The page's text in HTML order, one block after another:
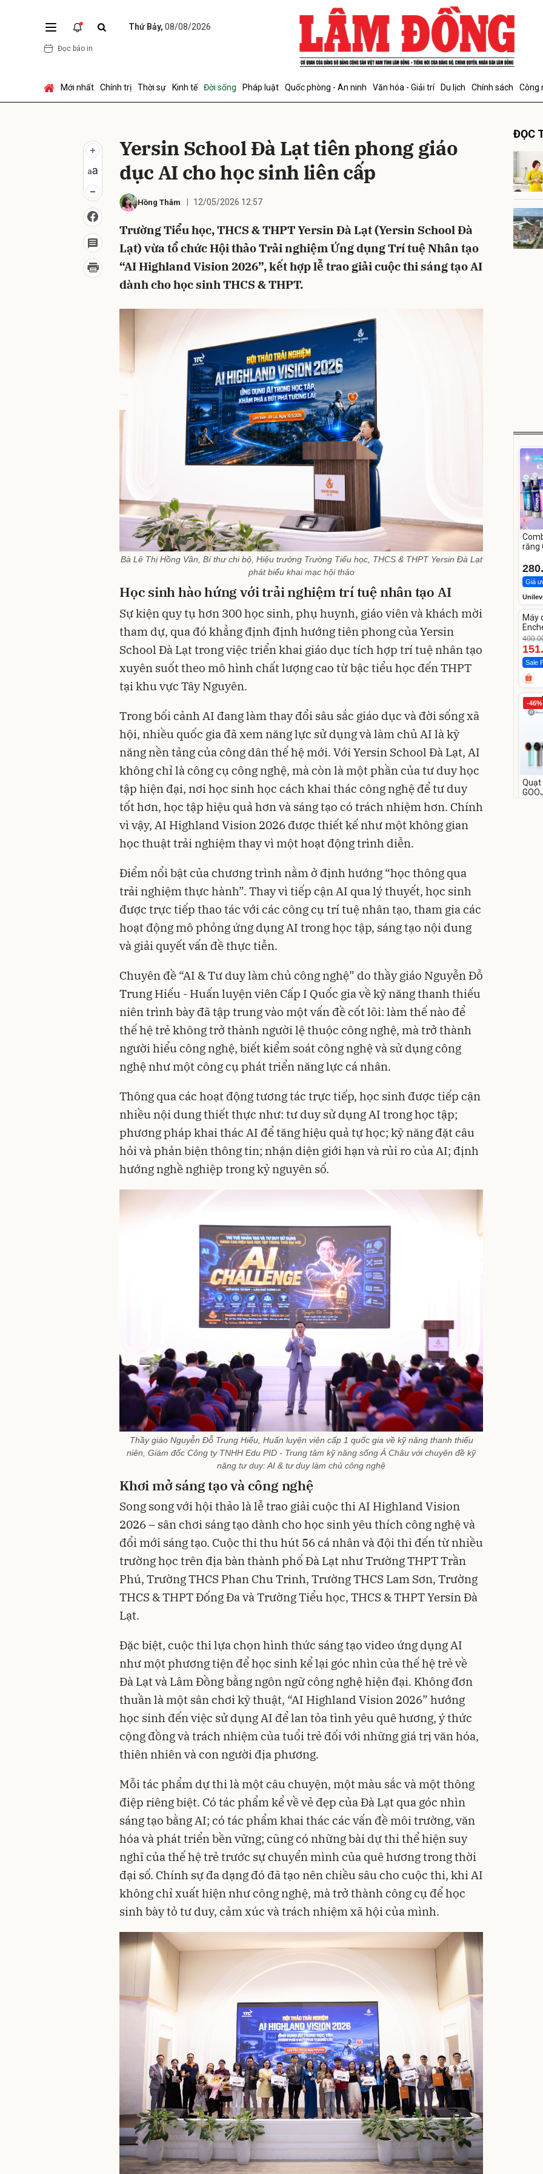
Thứ Bảy, 08/08/2026
Đọc báo in
Mới nhất Chính trị Thời sự Kinh tế Đời sống Pháp luật Quốc phòng - An ninh Văn hóa - Giải trí Du lịch Chính sách Công
Yersin School Đà Lạt tiên phong giáo
dục AI cho học sinh liên cấp
Hồng Thắm 12/05/2026 12:57
Trường Tiểu học, THCS & THPT Yersin Đà Lạt (Yersin School Đà
Lạt) vừa tổ chức Hội thảo Trải nghiệm Ứng dụng Trí tuệ Nhân tạo
“AI Highland Vision 2026”, kết hợp lễ trao giải cuộc thi sáng tạo AI
dành cho học sinh THCS & THPT.
Bà Lê Thị Hồng Vân, Bí thư chi bộ, Hiệu trưởng Trường Tiểu học, THCS & THPT Yersin Đà Lạt
phát biểu khai mạc hội thảo
Học sinh hào hứng với trải nghiệm trí tuệ nhân tạo AI
Sự kiện quy tụ hơn 300 học sinh, phụ huynh, giáo viên và khách mời
tham dự, qua đó khẳng định định hướng tiên phong của Yersin
School Đà Lạt trong việc triển khai giáo dục tích hợp trí tuệ nhân tạo
xuyên suốt theo mô hình chất lượng cao từ bậc tiểu học đến THPT
tại khu vực Tây Nguyên.
Trong bối cảnh AI đang làm thay đổi sâu sắc giáo dục và đời sống xã
hội, nhiều quốc gia đã xem năng lực sử dụng và làm chủ AI là kỹ
năng nền tảng của công dân thế hệ mới. Với Yersin School Đà Lạt, AI
không chỉ là công cụ công nghệ, mà còn là một phần của tư duy học
tập hiện đại, nơi học sinh học cách khai thác công nghệ để tư duy
tốt hơn, học tập hiệu quả hơn và sáng tạo có trách nhiệm hơn. Chính
vì vậy, AI Highland Vision 2026 được thiết kế như một không gian
học thuật trải nghiệm thay vì một hoạt động trình diễn.
Điểm nổi bật của chương trình nằm ở định hướng “học thông qua
trải nghiệm thực hành”. Thay vì tiếp cận AI qua lý thuyết, học sinh
được trực tiếp thao tác với các công cụ trí tuệ nhân tạo, tham gia các
hoạt động mô phỏng ứng dụng AI trong học tập, sáng tạo nội dung
và giải quyết vấn đề thực tiễn.
Chuyên đề “AI & Tư duy làm chủ công nghệ” do thầy giáo Nguyễn Đỗ
Trung Hiếu - Huấn luyện viên Cấp I Quốc gia về kỹ năng thanh thiếu
niên trình bày đã tập trung vào một vấn đề cốt lõi: làm thế nào để
thế hệ trẻ không trở thành người lệ thuộc công nghệ, mà trở thành
người hiểu công nghệ, biết kiểm soát công nghệ và sử dụng công
nghệ như một công cụ phát triển năng lực cá nhân.
Thông qua các hoạt động tương tác trực tiếp, học sinh được tiếp cận
nhiều nội dung thiết thực như: tư duy sử dụng AI trong học tập;
phương pháp khai thác AI để tăng hiệu quả tự học; kỹ năng đặt câu
hỏi và phản biện thông tin; nhận diện giới hạn và rủi ro của AI; định
hướng nghề nghiệp trong kỷ nguyên số.
Thầy giáo Nguyễn Đỗ Trung Hiếu, Huấn luyện viên cấp 1 quốc gia về kỹ năng thanh thiếu
niên, Giám đốc Công ty TNHH Edu PID - Trung tâm kỹ năng sống Á Châu với chuyên đề kỹ
năng tư duy: AI & tư duy làm chủ công nghệ
Khơi mở sáng tạo và công nghệ
Song song với hội thảo là lễ trao giải cuộc thi AI Highland Vision
2026 – sân chơi sáng tạo dành cho học sinh yêu thích công nghệ và
đổi mới sáng tạo. Cuộc thi thu hút 56 cá nhân và đội thi đến từ nhiều
trường học trên địa bàn thành phố Đà Lạt như Trường THPT Trần
Phú, Trường THCS Phan Chu Trinh, Trường THCS Lam Sơn, Trường
THCS & THPT Đống Đa và Trường Tiểu học, THCS & THPT Yersin Đà
Lạt.
Đặc biệt, cuộc thi lựa chọn hình thức sáng tạo video ứng dụng AI
như một phương tiện để học sinh kể lại góc nhìn của thế hệ trẻ về
Đà Lạt và Lâm Đồng bằng ngôn ngữ công nghệ hiện đại. Không đơn
thuần là một sân chơi kỹ thuật, “AI Highland Vision 2026” hướng
học sinh đến việc sử dụng AI để lan tỏa tình yêu quê hương, ý thức
cộng đồng và trách nhiệm của tuổi trẻ đối với những giá trị văn hóa,
thiên nhiên và con người địa phương.
Mỗi tác phẩm dự thi là một câu chuyện, một màu sắc và một thông
điệp riêng biệt. Có tác phẩm kể về vẻ đẹp của Đà Lạt qua góc nhìn
sáng tạo bằng AI; có tác phẩm khai thác các vấn đề môi trường, văn
hóa và phát triển bền vững; cũng có những bài dự thi thể hiện suy
nghĩ của thế hệ trẻ trước sự chuyển mình của quê hương trong thời
đại số. Chính sự đa dạng đó đã tạo nên chiều sâu cho cuộc thi, khi AI
không chỉ xuất hiện như công nghệ, mà trở thành công cụ để học
sinh bày tỏ tư duy, cảm xúc và trách nhiệm xã hội của mình.
ĐỌC
răng
Giá
-62%
Máy
dao
Sale
-46%
Quạt
Gửi bình luận